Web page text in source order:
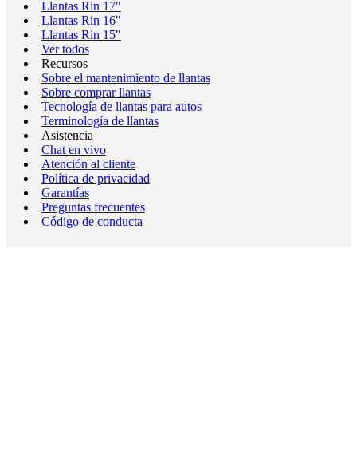
Llantas Rin 17"
Llantas Rin 16"
Llantas Rin 15"
Ver todos
Recursos
Sobre el mantenimiento de llantas
Sobre comprar llantas
Tecnología de llantas para autos
Terminología de llantas
Asistencia
Chat en vivo
Atención al cliente
Política de privacidad
Garantías
Preguntas frecuentes
Código de conducta